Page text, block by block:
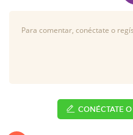
CONÉCTATE